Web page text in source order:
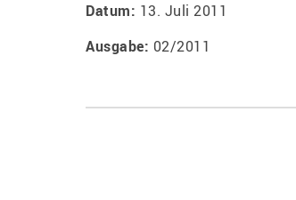
Datum: 13. Juli 2011
Ausgabe: 02/2011